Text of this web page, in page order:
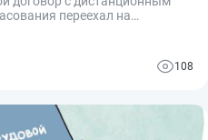
переехал на
территории России в
108